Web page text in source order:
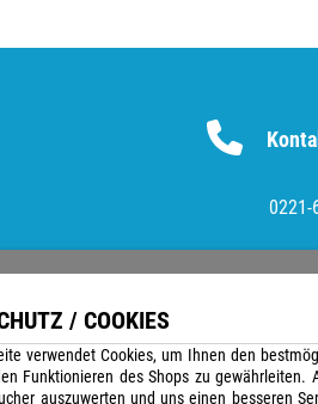
/ COOKIES
verwendet Cookies, um Ihnen den
Funktionieren des Shops zu
auszuwerten und uns einen besseren
0221-